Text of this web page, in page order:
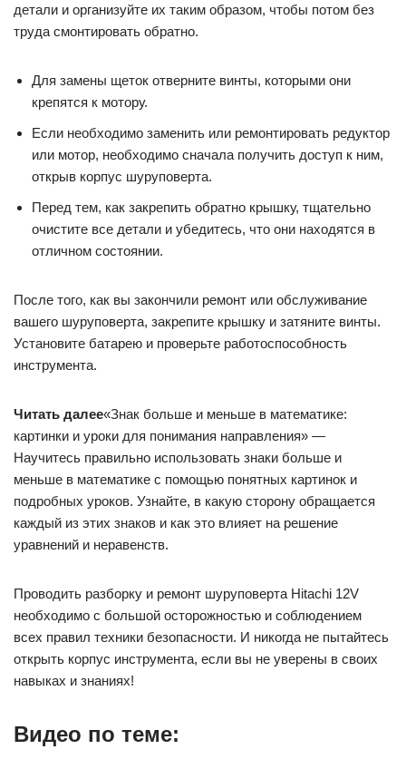
детали и организуйте их таким образом, чтобы потом без
труда смонтировать обратно.
Для замены щеток отверните винты, которыми они
крепятся к мотору.
Если необходимо заменить или ремонтировать редуктор
или мотор, необходимо сначала получить доступ к ним,
открыв корпус шуруповерта.
Перед тем, как закрепить обратно крышку, тщательно
очистите все детали и убедитесь, что они находятся в
отличном состоянии.
После того, как вы закончили ремонт или обслуживание
вашего шуруповерта, закрепите крышку и затяните винты.
Установите батарею и проверьте работоспособность
инструмента.
Читать далее«Знак больше и меньше в математике:
картинки и уроки для понимания направления» —
Научитесь правильно использовать знаки больше и
меньше в математике с помощью понятных картинок и
подробных уроков. Узнайте, в какую сторону обращается
каждый из этих знаков и как это влияет на решение
уравнений и неравенств.
Проводить разборку и ремонт шуруповерта Hitachi 12V
необходимо с большой осторожностью и соблюдением
всех правил техники безопасности. И никогда не пытайтесь
открыть корпус инструмента, если вы не уверены в своих
навыках и знаниях!
Видео по теме: